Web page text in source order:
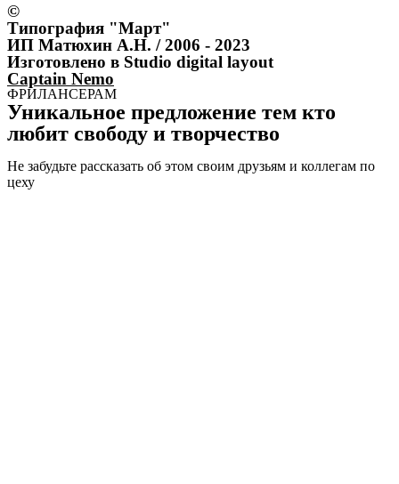
©
Типография "Март"
ИП Матюхин А.Н. / 2006 - 2023
Изготовлено в Studio digital layout
Сaptain Nemo
ФРИЛАНСЕРАМ
Уникальное предложение тем кто
любит свободу и творчество
Не забудьте рассказать об этом своим друзьям и коллегам по
цеху